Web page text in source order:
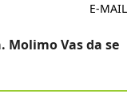
E-MAIL
Vas da se